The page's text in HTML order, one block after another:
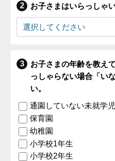
お子さまはいらっしゃ
お子さまの年齢を教え
っしゃらない場合「い
い。
通園していない未就学児
保育園
幼稚園
小学校1年生
小学校2年生